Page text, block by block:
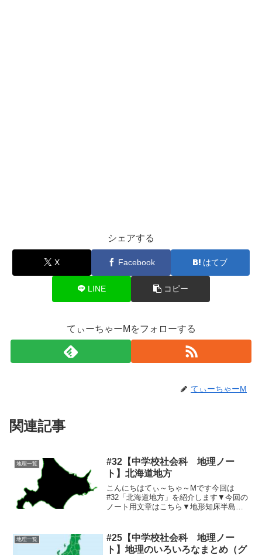
シェアする
X Facebook はてブ
LINE コピー
てぃーちゃーMをフォローする
てぃーちゃーM
関連記事
地理一覧
#32【中学校社会科 地理ノー
ト】北海道地方
こんにちはてぃ～ちゃ～Mです今回は
#32「北海道地方」を紹介します▼今回の
ノート用文章はこちら▼地形知床半島、
原、大雪山、北方領土、カルデラ湖気候
北海道の気候～冷帯（亜...
地理一覧
#25【中学校社会科 地理ノー
ト】地理のいろいろなまとめ（グ